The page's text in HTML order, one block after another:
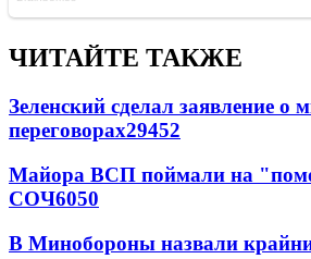
ЧИТАЙТЕ ТАКЖЕ
Зеленский сделал заявление о
переговорах29452
Майора ВСП поймали на
СОЧ6050
В Минобороны назвали